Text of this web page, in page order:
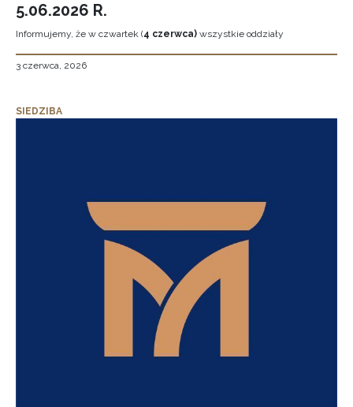
5.06.2026 R.
Informujemy, że w czwartek (4 czerwca) wszystkie oddziały
3 czerwca, 2026
SIEDZIBA